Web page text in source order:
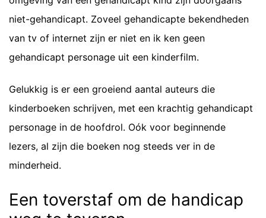
niet-gehandicapt. Zoveel gehandicapte bekendheden
van tv of internet zijn er niet en ik ken geen
gehandicapt personage uit een kinderfilm.
Gelukkig is er een groeiend aantal auteurs die
kinderboeken schrijven, met een krachtig gehandicapt
personage in de hoofdrol. Oók voor beginnende
lezers, al zijn die boeken nog steeds ver in de
minderheid.
Een toverstaf om de handicap